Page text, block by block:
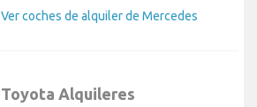
Ver coches de alquiler de Mercedes
Toyota Alquileres